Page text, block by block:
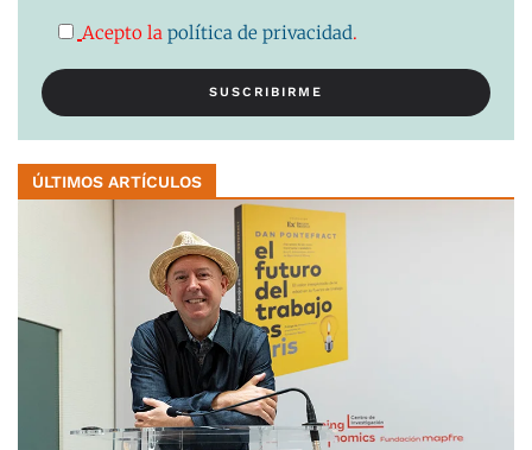
Acepto la política de privacidad.
ÚLTIMOS ARTÍCULOS